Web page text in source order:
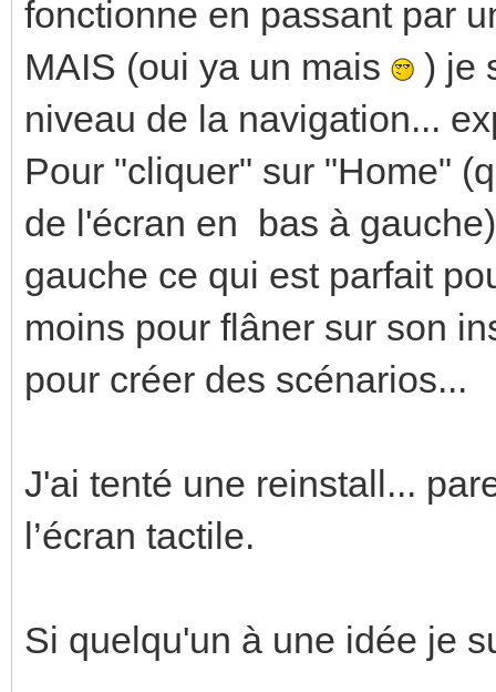
fonctionne en passant par
MAIS (oui ya un mais
) je
niveau de la navigation...
Pour "cliquer" sur "Home"
de l'écran en bas à
gauche ce qui est parfait
moins pour flâner sur son
pour créer des scénarios...
J'ai tenté une reinstall...
l’écran tactile.
Si quelqu'un à une idée je